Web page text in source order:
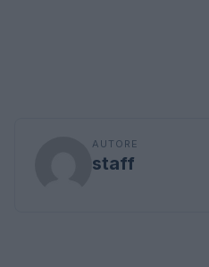
AUTORE
staff